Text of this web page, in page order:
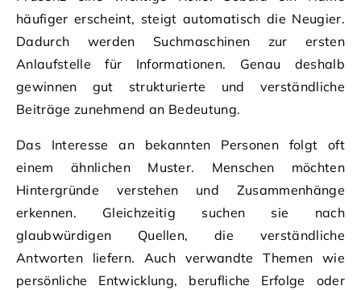
häufiger erscheint, steigt automatisch die Neugier.
Dadurch werden Suchmaschinen zur ersten
Anlaufstelle für Informationen. Genau deshalb
gewinnen gut strukturierte und verständliche
Beiträge zunehmend an Bedeutung.
Das Interesse an bekannten Personen folgt oft
einem ähnlichen Muster. Menschen möchten
Hintergründe verstehen und Zusammenhänge
erkennen. Gleichzeitig suchen sie nach
glaubwürdigen Quellen, die verständliche
Antworten liefern. Auch verwandte Themen wie
persönliche Entwicklung, berufliche Erfolge oder